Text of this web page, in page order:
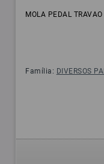
MOLA PEDAL
Família: DIVERSOS